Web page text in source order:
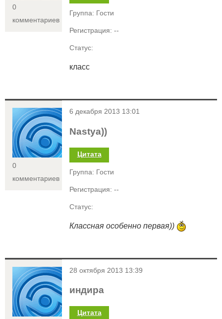
0
комментариев
Группа: Гости
Регистрация: --
Статус:
класс
<
0
комментариев
6 декабря 2013 13:01
Nastya))
Цитата
Группа: Гости
Регистрация: --
Статус:
Классная особенно первая))
< 28 октября 2013 13:39
индира
Цитата